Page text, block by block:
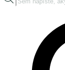
search